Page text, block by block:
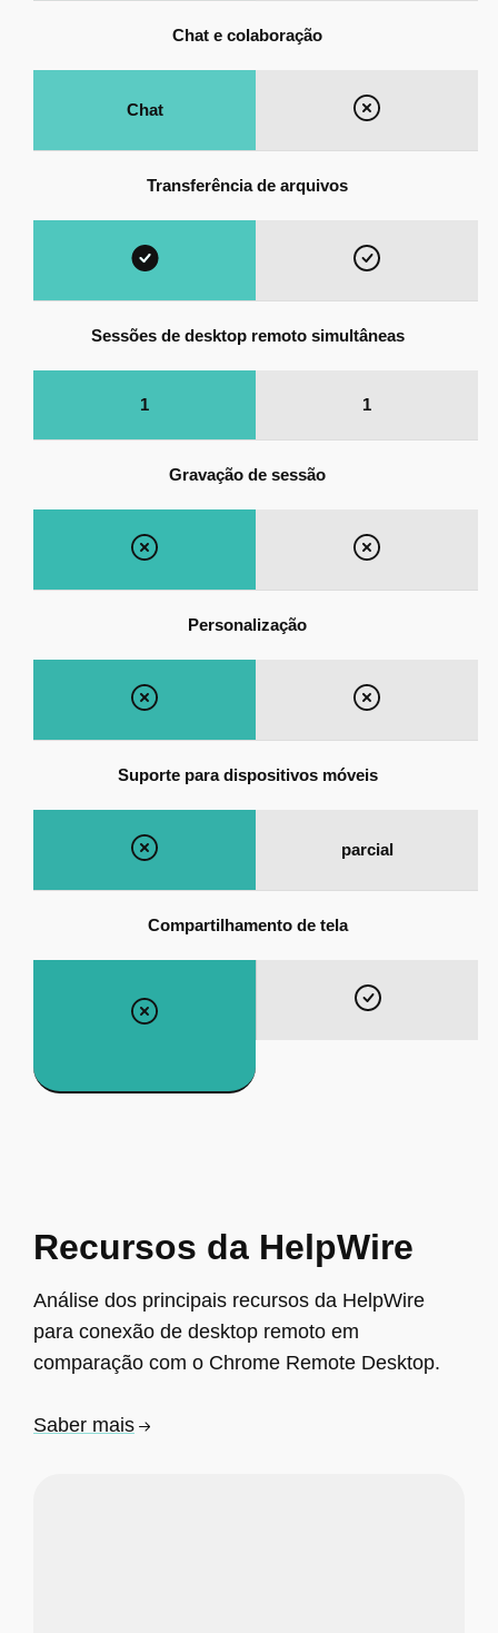
Chat e colaboração
Chat
Transferência de arquivos
Sessões de desktop remoto simultâneas
1 1
Gravação de sessão
Personalização
Suporte para dispositivos móveis
parcial
Compartilhamento de tela
Recursos da HelpWire
Análise dos principais recursos da HelpWire
para conexão de desktop remoto em
comparação com o Chrome Remote Desktop.
Saber mais